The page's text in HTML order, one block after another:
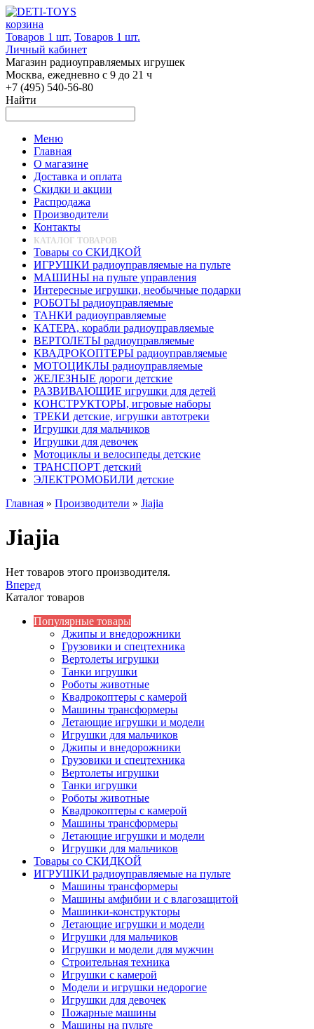
корзина
Товаров 1 шт. Товаров 1 шт.
Личный кабинет
Магазин радиоуправляемых игрушек
Москва, ежедневно с 9 до 21 ч
+7 (495) 540-56-80
Найти
Меню
Главная
О магазине
Доставка и оплата
Скидки и акции
Распродажа
Производители
Контакты
КАТАЛОГ ТОВАРОВ
Товары со СКИДКОЙ
ИГРУШКИ радиоуправляемые на пульте
МАШИНЫ на пульте управления
Интересные игрушки, необычные подарки
РОБОТЫ радиоуправляемые
ТАНКИ радиоуправляемые
КАТЕРА, корабли радиоуправляемые
ВЕРТОЛЕТЫ радиоуправляемые
КВАДРОКОПТЕРЫ радиоуправляемые
МОТОЦИКЛЫ радиоуправляемые
ЖЕЛЕЗНЫЕ дороги детские
РАЗВИВАЮЩИЕ игрушки для детей
КОНСТРУКТОРЫ, игровые наборы
ТРЕКИ детские, игрушки автотреки
Игрушки для мальчиков
Игрушки для девочек
Мотоциклы и велосипеды детские
ТРАНСПОРТ детский
ЭЛЕКТРОМОБИЛИ детские
Главная » Производители » Jiajia
Jiajia
Нет товаров этого производителя.
Вперед
Каталог товаров
Популярные товары
Джипы и внедорожники
Грузовики и спецтехника
Вертолеты игрушки
Танки игрушки
Роботы животные
Квадрокоптеры с камерой
Машины трансформеры
Летающие игрушки и модели
Игрушки для мальчиков
Джипы и внедорожники
Грузовики и спецтехника
Вертолеты игрушки
Танки игрушки
Роботы животные
Квадрокоптеры с камерой
Машины трансформеры
Летающие игрушки и модели
Игрушки для мальчиков
Товары со СКИДКОЙ
ИГРУШКИ радиоуправляемые на пульте
Машины трансформеры
Машины амфибии и с влагозащитой
Машинки-конструкторы
Летающие игрушки и модели
Игрушки для мальчиков
Игрушки и модели для мужчин
Строительная техника
Игрушки с камерой
Модели и игрушки недорогие
Игрушки для девочек
Пожарные машины
Машины на пульте